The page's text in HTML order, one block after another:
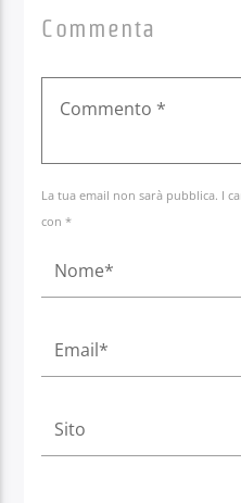
Commenta
La tua email non sarà pubblica. I
con *